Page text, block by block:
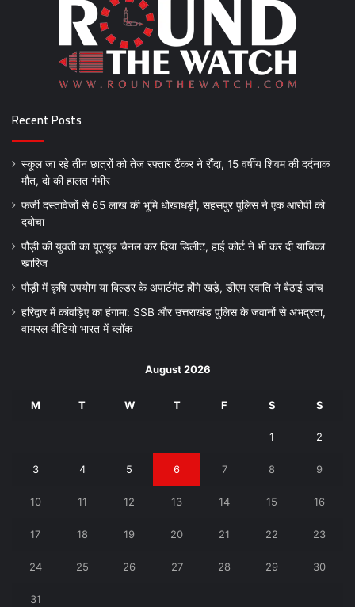
Recent Posts
स्कूल जा रहे तीन छात्रों को तेज रफ्तार टैंकर ने रौंदा, 15 वर्षीय शिवम की दर्दनाक
मौत, दो की हालत गंभीर
फर्जी दस्तावेजों से 65 लाख की भूमि धोखाधड़ी, सहसपुर पुलिस ने एक आरोपी को
दबोचा
पौड़ी की युवती का यूट्यूब चैनल कर दिया डिलीट, हाई कोर्ट ने भी कर दी याचिका
खारिज
पौड़ी में कृषि उपयोग या बिल्डर के अपार्टमेंट होंगे खड़े, डीएम स्वाति ने बैठाई जांच
हरिद्वार में कांवड़िए का हंगामा: SSB और उत्तराखंड पुलिस के जवानों से अभद्रता,
वायरल वीडियो भारत में ब्लॉक
August 2026
M T W T F S S
1 2
3 4 5 6 7 8 9
10 11 12 13 14 15 16
17 18 19 20 21 22 23
24 25 26 27 28 29 30
31